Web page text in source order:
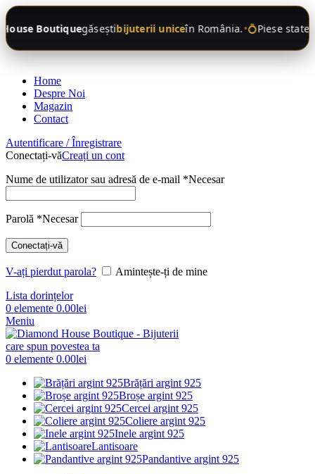
Boutiquegăseștibijuterii uniceîn România.•💍Piese
Home
Despre Noi
Magazin
Contact
Autentificare / Înregistrare
Conectați-văCreați un cont
Nume de utilizator sau adresă de e-mail *Necesar
Parolă *Necesar
Conectați-vă
V-ați pierdut parola?
Amintește-ți de mine
Lista dorințelor
0 elemente 0.00lei
Meniu
0 elemente 0.00lei
Brățări argint 925
Broșe argint 925
Cercei argint 925
Coliere argint 925
Inele argint 925
Lantisoare
Pandantive argint 925